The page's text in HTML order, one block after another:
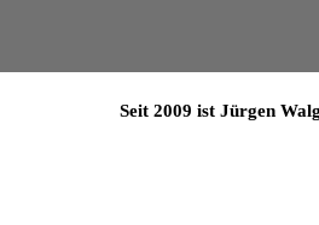
Seit 2009 ist Jürgen